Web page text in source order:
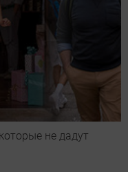
не дадут